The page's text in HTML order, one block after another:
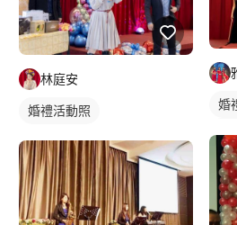
林庭安
婚禮活動照 婚
活